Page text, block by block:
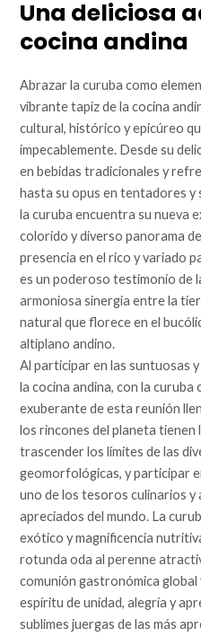
Una deliciosa
cocina andina
Abrazar la curuba como
vibrante tapiz de la cocina
cultural, histórico y epicúreo
impecablemente. Desde su
en bebidas tradicionales y
hasta su opus en tentadores y
la curuba encuentra su nueva
colorido y diverso panorama
presencia en el rico y variado
es un poderoso testimonio de
armoniosa sinergia entre la
natural que florece en el
altiplano andino.
Al participar en las suntuosas
la cocina andina, con la
exuberante de esta reunión
los rincones del planeta tienen
trascender los límites de las
geomorfológicas, y participar
uno de los tesoros culinarios y
apreciados del mundo. La
exótico y magnificencia
rotunda oda al perenne
comunión gastronómica
espíritu de unidad, alegría y
sublimes juergas de las más